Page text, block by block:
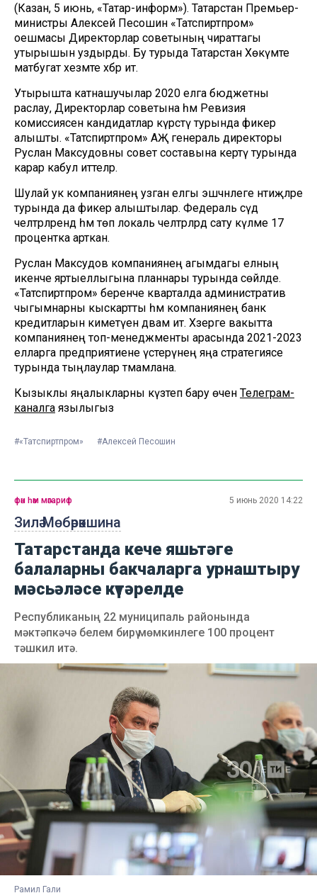
(Казан, 5 июнь, «Татар-информ»). Татарстан Премьер-
министры Алексей Песошин «Татспиртпром»
оешмасы Директорлар советының чираттагы
утырышын уздырды. Бу турыда Татарстан Хөкүмәте
матбугат хезмәте хәбәр итә.
Утырышта катнашучылар 2020 елга бюджетны
раслау, Директорлар советына һәм Ревизия
комиссиясенә кандидатлар күрсәтү турында фикер
алышты. «Татспиртпром» АҖ генераль директоры
Руслан Максудовны совет составына кертү турында
карар кабул иттеләр.
Шулай ук компаниянең узган елгы эшчәнлеге нәтиҗәләре
турында да фикер алыштылар. Федераль сәүдә
челтәрләрендә һәм төп локаль челтәрләрдә сату күләме 17
процентка арткан.
Руслан Максудов компаниянең агымдагы елның
икенче яртыеллыгына планнары турында сөйләде.
«Татспиртпром» беренче кварталда административ
чыгымнарны кыскартты һәм компаниянең банк
кредитларын киметүен дәвам итә. Хәзерге вакытта
компаниянең топ-менеджменты арасында 2021-2023
елларга предприятиене үстерүнең яңа стратегиясе
турында тыңлаулар тәмамлана.
Кызыклы яңалыкларны күзәтеп бару өчен Телеграм-
каналга язылыгыз
#«Татспиртпром» #Алексей Песошин
Зилә Мөбәрәкшина
фән һәм мәгариф 5 июнь 2020 14:22
Татарстанда кече яшьтәге
балаларны бакчаларга урнаштыру
мәсьәләсе күтәрелде
Республиканың 22 муниципаль районында
мәктәпкәчә белем бирү мөмкинлеге 100 процент
тәшкил итә.
Рамил Гали